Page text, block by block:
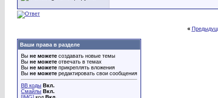
«
Ваши права в разделе
Вы не можете создавать новые темы
Вы не можете отвечать в темах
Вы не можете прикреплять вложения
Вы не можете редактировать свои сообщения
BB коды Вкл.
Смайлы Вкл.